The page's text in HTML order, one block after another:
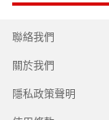
聯絡我們
關於我們
隱私政策聲明